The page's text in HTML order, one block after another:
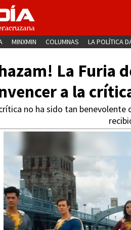
MINXMIN COLUMNAS LA POLÍTICA
La Furia
a la
no ha sido tan benevolente